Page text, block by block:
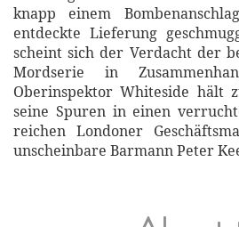
knapp einem
entdeckte Lieferung
scheint sich der Verdacht der
Mordserie in
Oberinspektor Whiteside hält
seine Spuren in einen
reichen Londoner
unscheinbare Barmann Peter